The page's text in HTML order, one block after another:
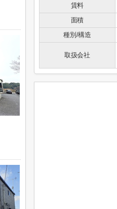
賃料
面積
種別/構造
取扱会社